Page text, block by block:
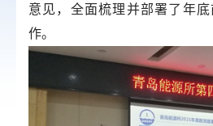
意见，全面梳理并部署了年
作。